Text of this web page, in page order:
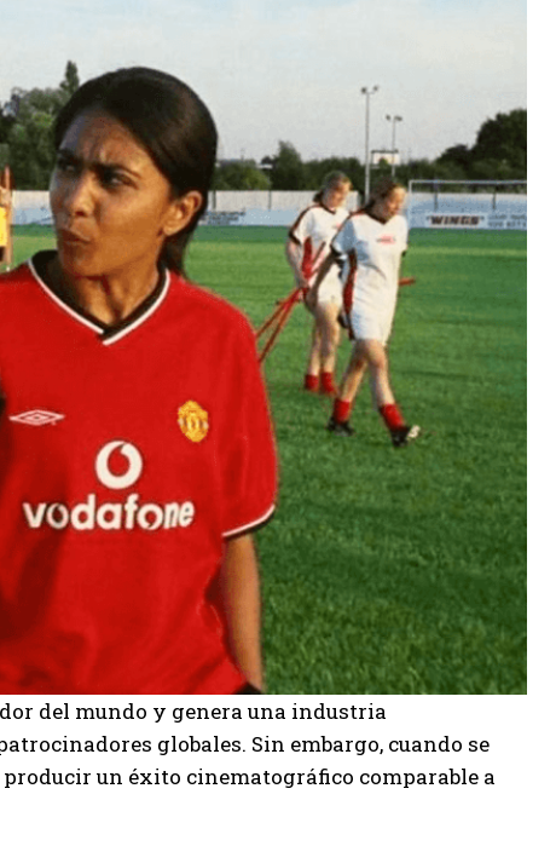
del mundo y genera una industria
globales. Sin embargo, cuando se
un éxito cinematográfico comparable a